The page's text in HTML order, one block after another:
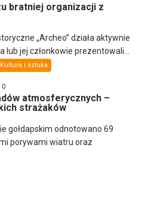
bratniej organizacji z
„Archeo” działa aktywnie
lub jej członkowie prezentowali...
Kultura i sztuka
0
atmosferycznych –
strażaków
gołdapskim odnotowano 69
porywami wiatru oraz